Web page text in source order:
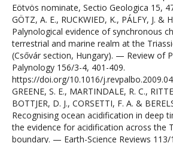
Eötvös nominate, Sectio Geologica 15,
GÖTZ, A. E., RUCKWIED, K., PÁLFY, J. &
Palynological evidence of synchronous
terrestrial and marine realm at the
(Csővár section, Hungary). — Review of
Palynology 156/3-4, 401-409.
https://doi.org/10.1016/
GREENE, S. E., MARTINDALE, R. C.,
BOTTJER, D. J., CORSETTI, F. A. &
Recognising ocean acidification in deep
the evidence for acidification across the
boundary. — Earth-Science Reviews 113/